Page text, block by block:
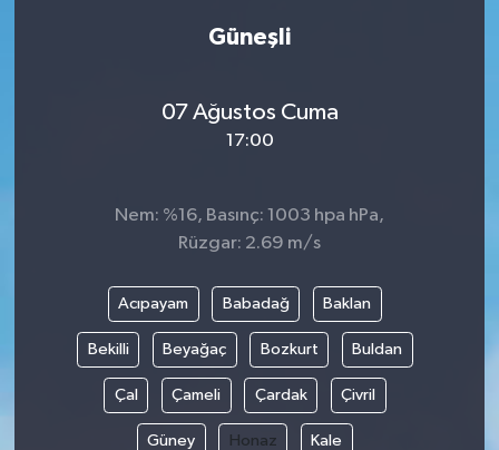
Güneşli
07 Ağustos Cuma
17:00
Nem: %16, Basınç: 1003 hpa hPa,
Rüzgar: 2.69 m/s
Acıpayam Babadağ Baklan
Bekilli Beyağaç Bozkurt Buldan
Çal Çameli Çardak Çivril
Güney Honaz Kale